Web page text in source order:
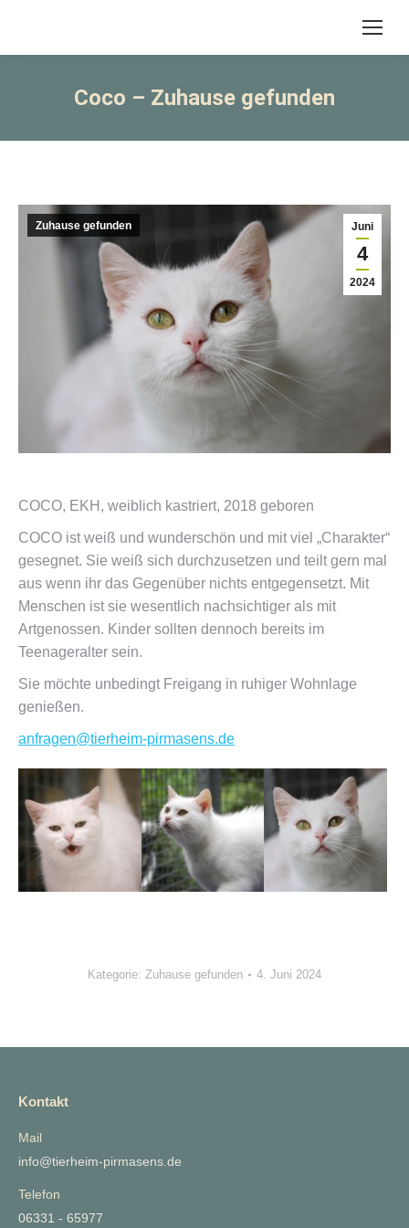
Coco – Zuhause gefunden
Juni
4
2024
Zuhause gefunden
COCO, EKH, weiblich kastriert, 2018 geboren
COCO ist weiß und wunderschön und mit viel „Charakter“
gesegnet. Sie weiß sich durchzusetzen und teilt gern mal
aus wenn ihr das Gegenüber nichts entgegensetzt. Mit
Menschen ist sie wesentlich nachsichtiger als mit
Artgenossen. Kinder sollten dennoch bereits im
Teenageralter sein.
Sie möchte unbedingt Freigang in ruhiger Wohnlage
genießen.
anfragen@tierheim-pirmasens.de
Kategorie: Zuhause gefunden 4. Juni 2024
Kontakt
Mail
info@tierheim-pirmasens.de
Telefon
06331 - 65977